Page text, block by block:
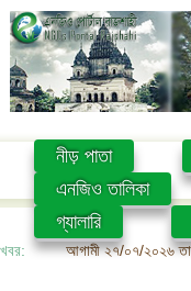
নীড় পাতা
এনজিও তালিকা
গ্যালারি
খবর: আগামী ২৭/০৭/২০২৬